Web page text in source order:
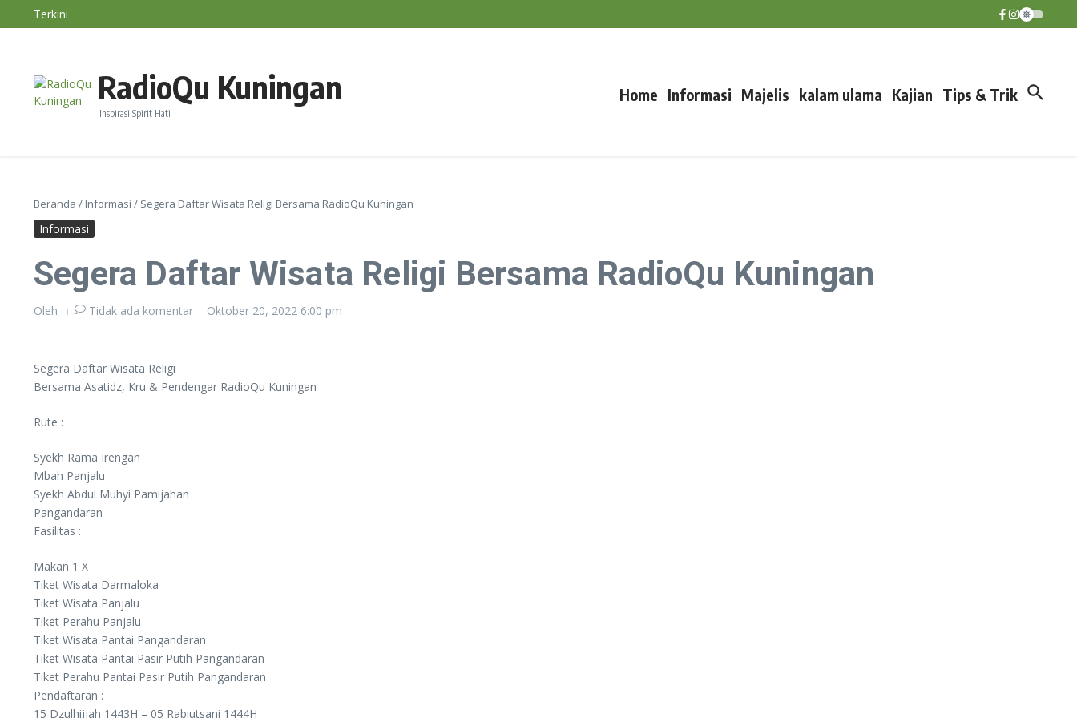
Lewati ke konten
Terkini
BMKG: El Nino Perparah Kekeringan, Jawa Masuki Puncak Musim Kemarau
RadioQu Kuningan
Inspirasi Spirit Hati
Home Informasi Majelis kalam ulama Kajian Tips & Trik
Beranda / Informasi / Segera Daftar Wisata Religi Bersama RadioQu Kuningan
Informasi
Segera Daftar Wisata Religi Bersama RadioQu Kuningan
Oleh Tidak ada komentar Oktober 20, 2022 6:00 pm
Segera Daftar Wisata Religi
Bersama Asatidz, Kru & Pendengar RadioQu Kuningan
Rute :
Syekh Rama Irengan
Mbah Panjalu
Syekh Abdul Muhyi Pamijahan
Pangandaran
Fasilitas :
Makan 1 X
Tiket Wisata Darmaloka
Tiket Wisata Panjalu
Tiket Perahu Panjalu
Tiket Wisata Pantai Pangandaran
Tiket Wisata Pantai Pasir Putih Pangandaran
Tiket Perahu Pantai Pasir Putih Pangandaran
Pendaftaran :
15 Dzulhijjah 1443H – 05 Rabiutsani 1444H